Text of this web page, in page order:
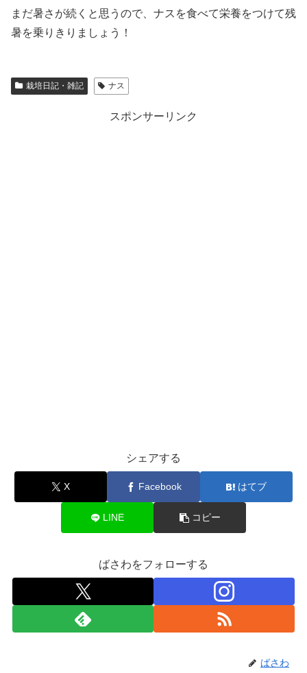
まだ暑さが続くと思うので、ナスを食べて栄養をつけて残
暑を乗りきりましょう！
栽培日記・雑記 ナス
スポンサーリンク
シェアする
X Facebook はてブ
LINE コピー
ばさわをフォローする
ばさわ